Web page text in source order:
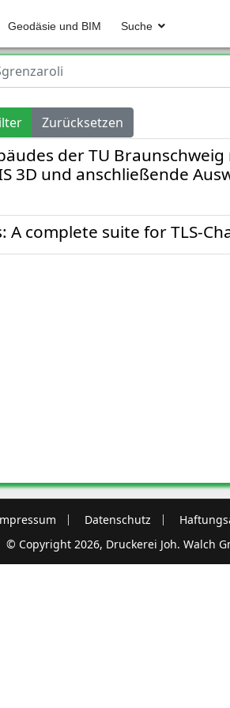
Geodäsie und BIM Suche
Zurücksetzen
der TU
3D und anschließende
A complete suite for TLS-
Datenschutz
© Copyright 2026, Druckerei Joh. Walch